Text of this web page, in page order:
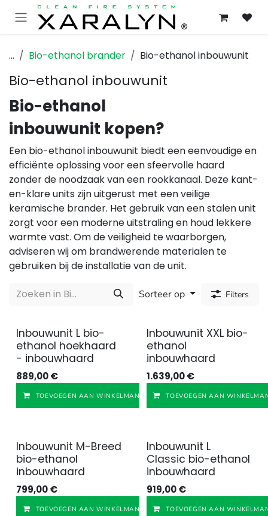
OVERSLAAN NAAR INHOUD
... Bio-ethanol brander Bio-ethanol inbouwunit
Bio-ethanol inbouwunit
Bio-ethanol
inbouwunit kopen?
Een bio-ethanol inbouwunit biedt een eenvoudige en
efficiënte oplossing voor een sfeervolle haard
zonder de noodzaak van een rookkanaal. Deze kant-
en-klare units zijn uitgerust met een veilige
keramische brander. Het gebruik van een stalen unit
zorgt voor een moderne uitstraling en houd lekkere
warmte vast. Om de veiligheid te waarborgen,
adviseren wij om brandwerende materialen te
gebruiken bij de installatie van de unit.
Sorteer op Filters
Inbouwunit L bio-
ethanol hoekhaard
- inbouwhaard
889,00€
TOEVOEGEN AAN WINKELMANDJE Toevoegen
Inbouwunit XXL bio-
ethanol
inbouwhaard
1.639,00€
TOEVOEGEN AAN
Inbouwunit M-Breed
bio-ethanol
inbouwhaard
799,00€
TOEVOEGEN AAN WINKELMANDJE Toevoegen
Inbouwunit L
Classic bio-ethanol
inbouwhaard
919,00€
TOEVOEGEN AAN